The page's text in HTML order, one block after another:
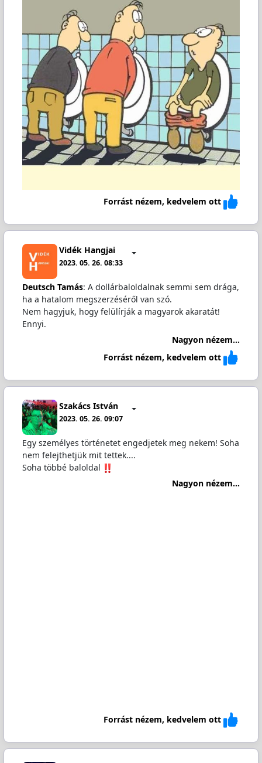
Forrást nézem, kedvelem ott
Vidék Hangjai
2023. 05. 26. 08:33
Deutsch Tamás: A dollárbaloldalnak semmi sem drága,
ha a hatalom megszerzéséről van szó.
Nem hagyjuk, hogy felülírják a magyarok akaratát!
Ennyi.
Nagyon nézem...
Forrást nézem, kedvelem ott
Szakács István
2023. 05. 26. 09:07
Egy személyes történetet engedjetek meg nekem! Soha
nem felejthetjük mit tettek....
Soha többé baloldal
Nagyon nézem...
Forrást nézem, kedvelem ott